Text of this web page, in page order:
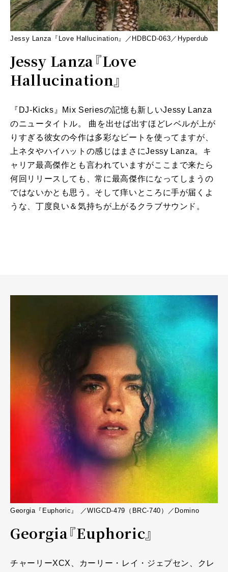
Jessy Lanza『Love Hallucination』／HDBCD-063／Hyperdub
Jessy Lanza『Love
Hallucination』
『DJ-Kicks』Mix Seriesの記憶も新しいJessy Lanza
のニュータイトル。 曲を出せば出すほどレベルが上が
りすぎる彼女の今作は多彩なビートを使ってますが、
上ネタやハイハットの感じはまさにJessy Lanza。キ
ャリア最高傑作とも言われていますがここまで来たら
何回リリースしても、常に最高傑作になってしまうの
ではないかとも思う。そして痒いところに手が届くよ
うな、丁度良い＆気持ちが上がるクラブサウンド。
Georgia『Euphoric』 ／WIGCD-479（BRC-740）／Domino
Georgia『Euphoric』
チャーリーXCX、カーリー・レイ・ジェプセン、クレ